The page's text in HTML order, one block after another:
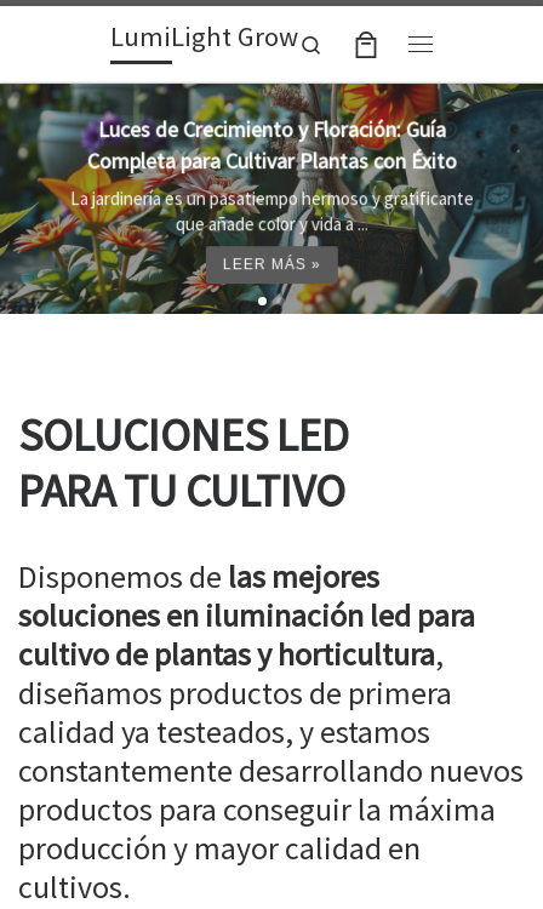
Skip to contentLumiLight Grow
Search
Lámparas para indoor: la clave para un
crecimiento óptimo de tus plantas
Al cultivar plantas en el interior, es importante
proporcionar el entorno adecuado ...
LEER MÁS »
SOLUCIONES LED
PARA TU CULTIVO
Disponemos de las mejores
soluciones en iluminación led para
cultivo de plantas y horticultura,
diseñamos productos de primera
calidad ya testeados, y estamos
constantemente desarrollando nuevos
productos para conseguir la máxima
producción y mayor calidad en
cultivos.